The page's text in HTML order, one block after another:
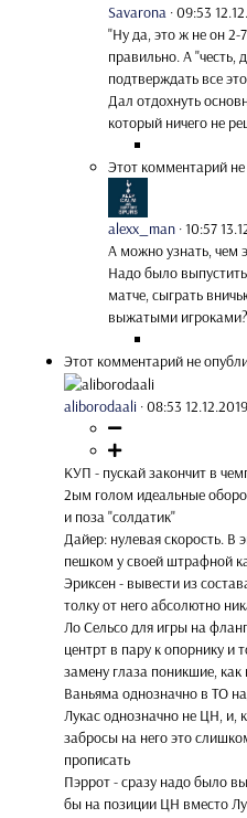
Savarona ·09:53
"Ну да, это ж не он 2-
правильно. А "честь,
подтверждать все
Дал отдохнуть
который ничего не
Этот комментарий
alexx_man ·10:57
А можно узнать, чем
Надо было
матче, сыграть
выжатыми игроками?
Этот комментарий не
aliborodaali ·08:53 12.12.2019
КУП - пускай закончит в
2ым голом идеальные
и поза "солдатик"
Дайер: нулевая скорость. В
пешком у своей штрафной
Эриксен - вывести из
толку от него абсолютно
Ло Сельсо для игры на
центрт в пару к опорнику и
замену глаза поникшие, как
Ваньяма однозначно в ТО
Лукас однозначно не ЦН, и,
забросы на него это
прописать
Пэррот - сразу надо было
бы на позиции ЦН вместо